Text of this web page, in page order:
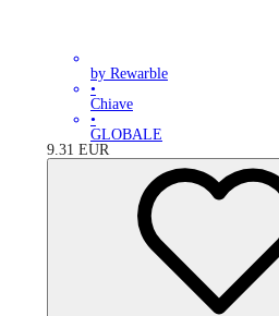
by Rewarble
•
Chiave
•
GLOBALE
9.31 EUR